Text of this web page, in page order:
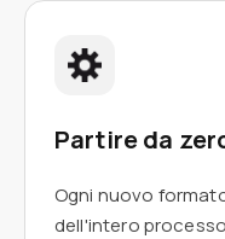
Partire da
Ogni nuovo
dell'intero